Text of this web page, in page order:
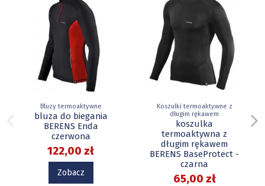
Bluzy termoaktywne
bluza do biegania
BERENS Enda
czerwona
122,00 zł
Zobacz
Koszulki termoaktywne z
długim rękawem
koszulka
termoaktywna z
długim rękawem
BERENS BaseProtect -
czarna
65,00 zł